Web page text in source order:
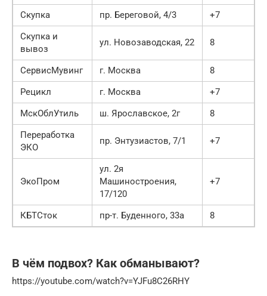
Скупка пр. Береговой, 4/3
+7
Скупка и
вывоз
ул. Новозаводская, 22 8
СервисМувинг г. Москва
8
Рецикл
г. Москва
+7
МскОблУтиль
ш. Ярославское, 2г
8
Переработка
ЭКО
пр. Энтузиастов, 7/1 +7
ЭкоПром
ул. 2я
Машиностроения,
17/120
+7
КБТСток пр-т. Буденного, 33а 8
В чём подвох? Как обманывают?
https://youtube.com/watch?v=YJFu8C26RHY